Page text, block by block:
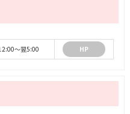
～翌5:00 HP